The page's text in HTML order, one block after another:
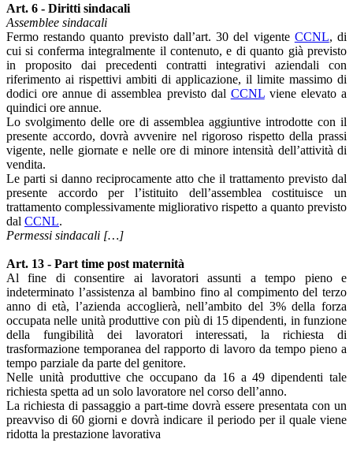
Art. 6 - Diritti sindacali
Assemblee sindacali
Fermo restando quanto previsto dall’art. 30 del vigente CCNL, di
cui si conferma integralmente il contenuto, e di quanto già previsto
in proposito dai precedenti contratti integrativi aziendali con
riferimento ai rispettivi ambiti di applicazione, il limite massimo di
dodici ore annue di assemblea previsto dal CCNLviene elevato a
quindici ore annue.
Lo svolgimento delle ore di assemblea aggiuntive introdotte con il
presente accordo, dovrà avvenire nel rigoroso rispetto della prassi
vigente, nelle giornate e nelle ore di minore intensità dell’attività di
vendita.
Le parti si danno reciprocamente atto che il trattamento previsto dal
presente accordo per l’istituito dell’assemblea costituisce un
trattamento complessivamente migliorativo rispetto a quanto previsto
dal CCNL.
Permessi sindacali […]
Art. 13 - Part time post maternità
Al fine di consentire ai lavoratori assunti a tempo pieno e
indeterminato l’assistenza al bambino fino al compimento del terzo
anno di età, l’azienda accoglierà, nell’ambito del 3% della forza
occupata nelle unità produttive con più di 15 dipendenti, in funzione
della fungibilità dei lavoratori interessati, la richiesta di
trasformazione temporanea del rapporto di lavoro da tempo pieno a
tempo parziale da parte del genitore.
Nelle unità produttive che occupano da 16 a 49 dipendenti tale
richiesta spetta ad un solo lavoratore nel corso dell’anno.
La richiesta di passaggio a part-time dovrà essere presentata con un
preavviso di 60 giorni e dovrà indicare il periodo per il quale viene
ridotta la prestazione lavorativa